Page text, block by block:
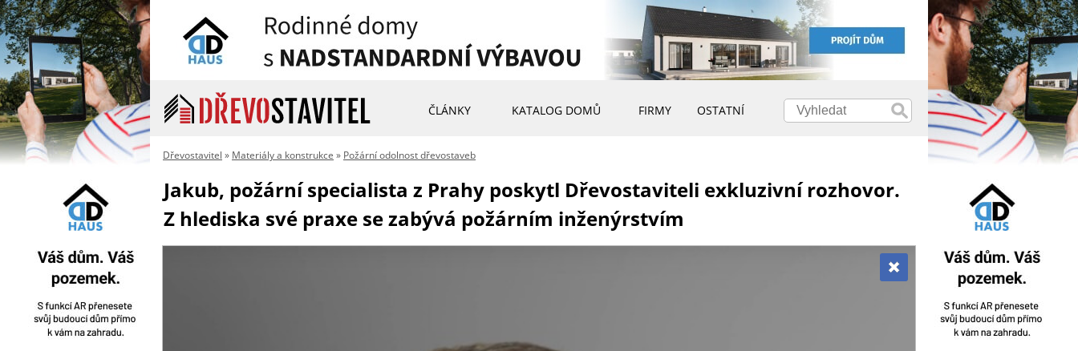
ČLÁNKY KATALOG DOMŮ FIRMY OSTATNÍ
Dřevostavitel » Materiály a konstrukce » Požární odolnost dřevostaveb
Jakub, požární specialista z Prahy poskytl Dřevostaviteli exkluzivní rozhovor.
Z hlediska své praxe se zabývá požárním inženýrstvím